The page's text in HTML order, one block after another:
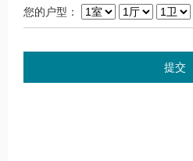
您的户型：
提交